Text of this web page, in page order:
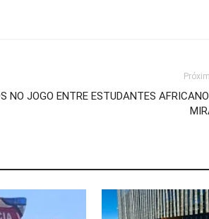
NO JOGO ENTRE ESTUDANTES